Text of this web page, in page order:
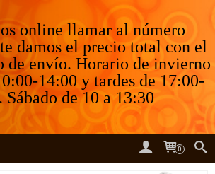
online llamar al número
damos el precio total con el
de envío. Horario de invierno
14:00 y tardes de 17:00-
Sábado de 10 a 13:30
0